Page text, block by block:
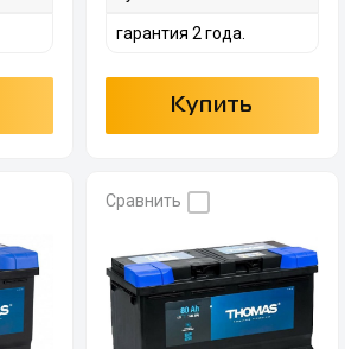
гарантия 2 года.
Купить
Сравнить